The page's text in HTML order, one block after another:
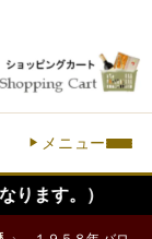
メニュー